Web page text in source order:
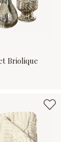
Briolique